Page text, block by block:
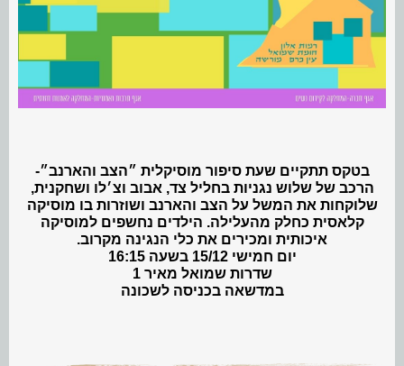
בטקס תתקיים שעת סיפור מוסיקלית ״הצב והארנב״-
הרכב של שלוש נגניות בחליל צד, אבוב וצ׳לו ושחקנית,
שלוקחות את המשל על הצב והארנב ושוזרות בו מוסיקה
קלאסית כחלק מהעלילה. הילדים נחשפים למוסיקה
איכותית ומכירים את כלי הנגינה מקרוב.
יום חמישי 15/12 בשעה 16:15
שדרות שמואל מאיר 1
במדשאה בכניסה לשכונה